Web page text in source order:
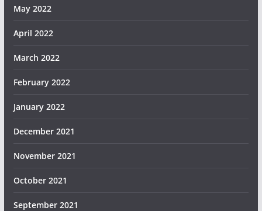
May 2022
April 2022
March 2022
February 2022
January 2022
December 2021
November 2021
October 2021
September 2021